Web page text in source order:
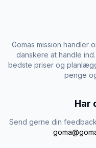
Gomas mission handler
danskere at handle
bedste priser og
penge
Har
Send gerne din